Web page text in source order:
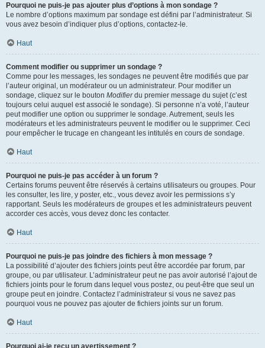
Pourquoi ne puis-je pas ajouter plus d’options à mon sondage ?
Le nombre d’options maximum par sondage est défini par l’administrateur. Si
vous avez besoin d’indiquer plus d’options, contactez-le.
Haut
Comment modifier ou supprimer un sondage ?
Comme pour les messages, les sondages ne peuvent être modifiés que par
l’auteur original, un modérateur ou un administrateur. Pour modifier un
sondage, cliquez sur le bouton Modifierdu premier message du sujet (c’est
toujours celui auquel est associé le sondage). Si personne n’a voté, l’auteur
peut modifier une option ou supprimer le sondage. Autrement, seuls les
modérateurs et les administrateurs peuvent le modifier ou le supprimer. Ceci
pour empêcher le trucage en changeant les intitulés en cours de sondage.
Haut
Pourquoi ne puis-je pas accéder à un forum ?
Certains forums peuvent être réservés à certains utilisateurs ou groupes. Pour
les consulter, les lire, y poster, etc., vous devez avoir les permissions s’y
rapportant. Seuls les modérateurs de groupes et les administrateurs peuvent
accorder ces accès, vous devez donc les contacter.
Haut
Pourquoi ne puis-je pas joindre des fichiers à mon message ?
La possibilité d’ajouter des fichiers joints peut être accordée par forum, par
groupe, ou par utilisateur. L’administrateur peut ne pas avoir autorisé l’ajout de
fichiers joints pour le forum dans lequel vous postez, ou peut-être que seul un
groupe peut en joindre. Contactez l’administrateur si vous ne savez pas
pourquoi vous ne pouvez pas ajouter de fichiers joints sur un forum.
Haut
Pourquoi ai-je reçu un avertissement ?